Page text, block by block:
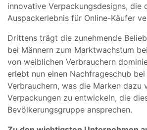
innovative Verpackungsdesigns, die
Auspackerlebnis für Online-Käufer
Drittens trägt die zunehmende
bei Männern zum Marktwachstum
von weiblichen Verbrauchern
erlebt nun einen Nachfrageschub
Verbrauchern, was die Marken dazu
Verpackungen zu entwickeln, die
Bevölkerungsgruppe ansprechen.